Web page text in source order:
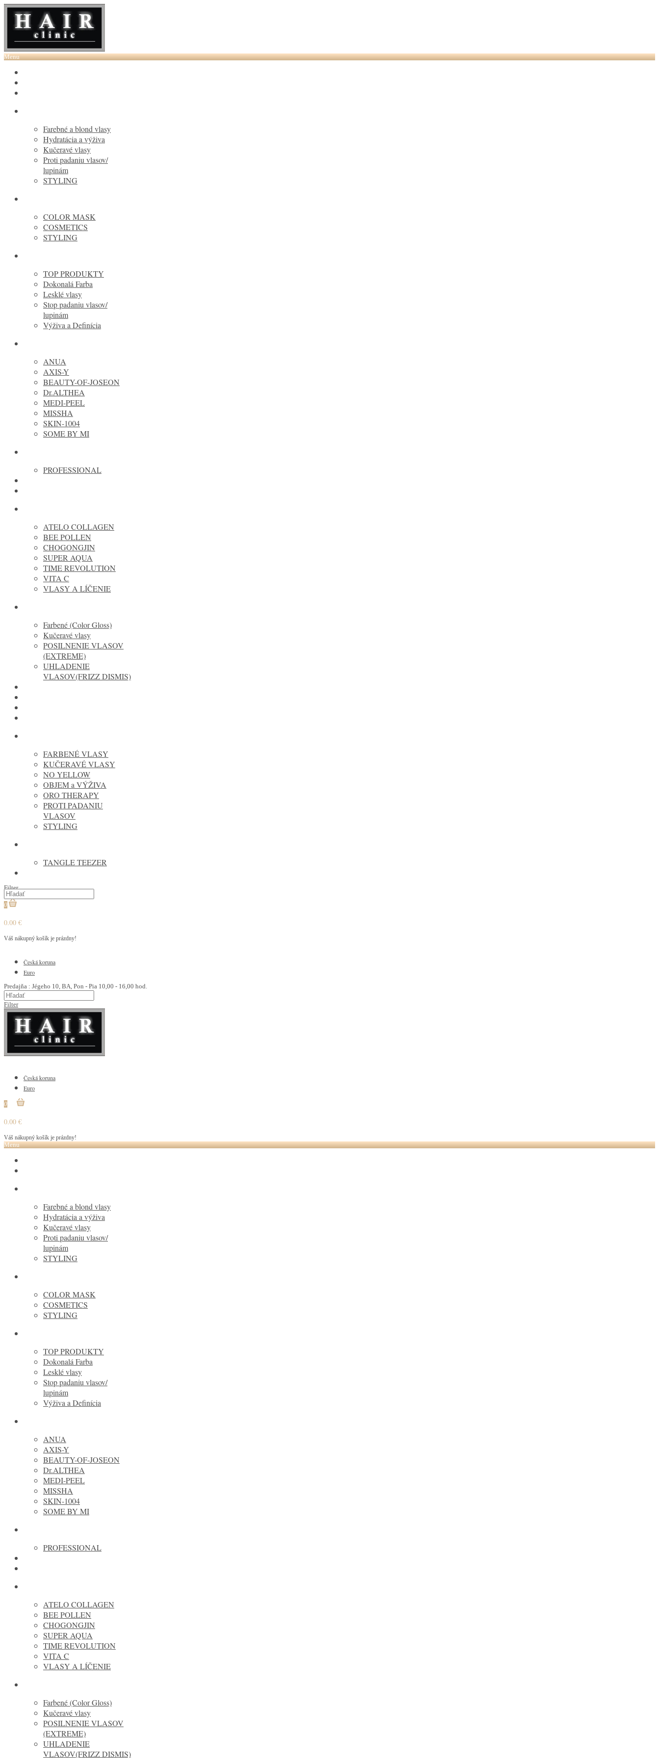
Menu
Farebné a blond vlasy
Hydratácia a výživa
Kučeravé vlasy
Proti padaniu vlasov/
lupinám
STYLING
COLOR MASK
COSMETICS
STYLING
TOP PRODUKTY
Dokonalá Farba
Lesklé vlasy
Stop padaniu vlasov/
lupinám
Výživa a Definícia
ANUA
AXIS-Y
BEAUTY-OF-JOSEON
Dr.ALTHEA
MEDI-PEEL
MISSHA
SKIN-1004
SOME BY MI
PROFESSIONAL
ATELO COLLAGEN
BEE POLLEN
CHOGONGJIN
SUPER AQUA
TIME REVOLUTION
VITA C
VLASY A LÍČENIE
Farbené (Color Gloss)
Kučeravé vlasy
POSILNENIE VLASOV
(EXTREME)
UHLADENIE
VLASOV(FRIZZ DISMIS)
FARBENÉ VLASY
KUČERAVÉ VLASY
NO YELLOW
OBJEM a VÝŽIVA
ORO THERAPY
PROTI PADANIU
VLASOV
STYLING
TANGLE TEEZER
Filter
0
0.00 €
Váš nákupný košík je prázdny!
Česká koruna
Euro
Predajňa : Jégeho 10, BA, Pon - Pia 10,00 - 16,00 hod.
Filter
Česká koruna
Euro
0
0.00 €
Váš nákupný košík je prázdny!
Menu
Farebné a blond vlasy
Hydratácia a výživa
Kučeravé vlasy
Proti padaniu vlasov/
lupinám
STYLING
COLOR MASK
COSMETICS
STYLING
TOP PRODUKTY
Dokonalá Farba
Lesklé vlasy
Stop padaniu vlasov/
lupinám
Výživa a Definícia
ANUA
AXIS-Y
BEAUTY-OF-JOSEON
Dr.ALTHEA
MEDI-PEEL
MISSHA
SKIN-1004
SOME BY MI
PROFESSIONAL
ATELO COLLAGEN
BEE POLLEN
CHOGONGJIN
SUPER AQUA
TIME REVOLUTION
VITA C
VLASY A LÍČENIE
Farbené (Color Gloss)
Kučeravé vlasy
POSILNENIE VLASOV
(EXTREME)
UHLADENIE
VLASOV(FRIZZ DISMIS)